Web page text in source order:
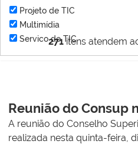
271itens atendem
Projeto de TIC
Multimídia
Servico de TIC
Reunião do Consup
A reunião do Conselho
realizada nesta quinta-feira,